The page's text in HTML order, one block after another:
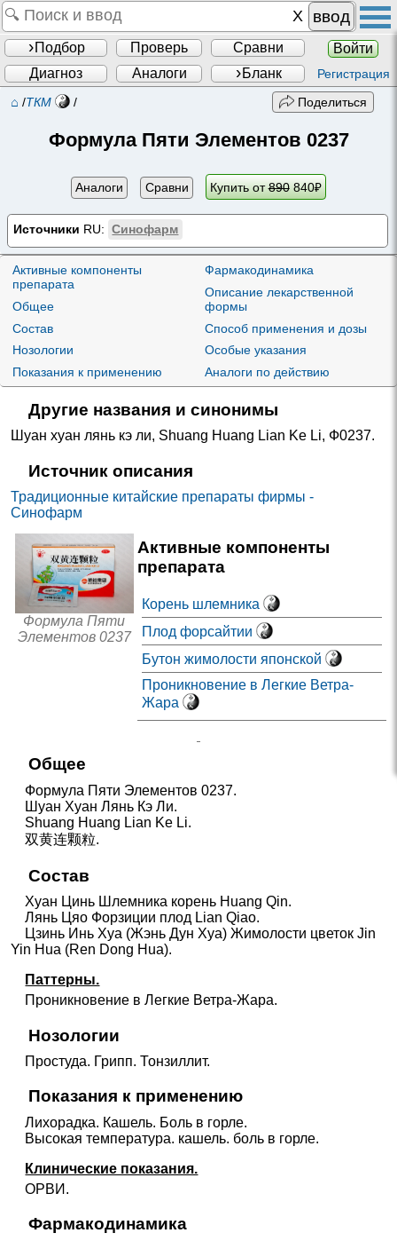
ввод
Подбор Проверь Сравни
Войти
Диагноз
Аналоги Бланк Регистрация
⌂ /ТКМ / Поделиться
Формула Пяти Элементов 0237
Аналоги Сравни Купить от890 840₽
Источники RU: Синофарм
Активные компоненты
препарата
Общее
Состав
Нозологии
Показания к применению
Фармакодинамика
Описание лекарственной
формы
Способ применения и дозы
Особые указания
Аналоги по действию
Другие названия и синонимы
Шуан хуан лянь кэ ли, Shuang Huang Lian Ke Li, Ф0237.
Источник описания
Традиционные китайские препараты фирмы -
Синофарм
Формула Пяти
Элементов 0237
Активные компоненты
препарата
Корень шлемника
Плод форсайтии
Бутон жимолости японской
Проникновение в Легкие Ветра-
Жара
Общее
Формула Пяти Элементов 0237.
Шуан Хуан Лянь Кэ Ли.
Shuang Huang Lian Ke Li.
双黄连颗粒.
Состав
Хуан Цинь Шлемника корень Huang Qin.
Лянь Цяо Форзиции плод Lian Qiao.
Цзинь Инь Хуа (Жэнь Дун Хуа) Жимолости цветок Jin
Yin Hua (Ren Dong Hua).
Паттерны.
Проникновение в Легкие Ветра-Жара.
Нозологии
Простуда. Грипп. Тонзиллит.
Показания к применению
Лихорадка. Кашель. Боль в горле.
Высокая температура. кашель. боль в горле.
Клинические показания.
ОРВИ.
Фармакодинамика